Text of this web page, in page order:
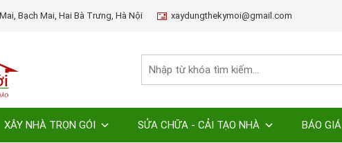
Bạch Mai, Hai Bà Trưng, Hà Nội xaydungthekymoi@gmail.com
XÂY NHÀ TRỌN GÓI SỬA CHỮA - CẢI TẠO NHÀ BÁO GIÁ